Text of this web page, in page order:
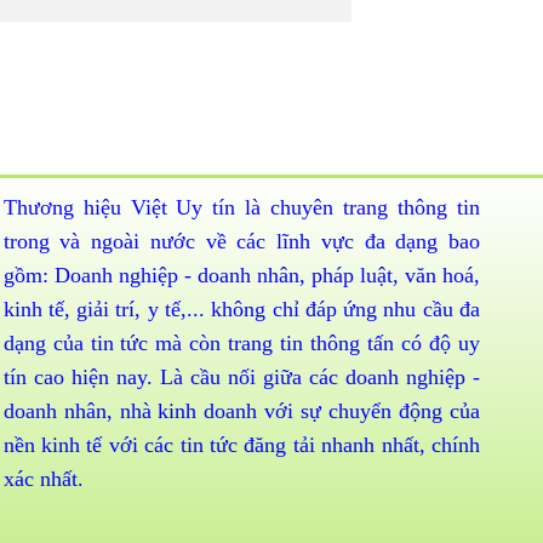
Thương hiệu Việt Uy tín là chuyên trang thông tin
trong và ngoài nước về các lĩnh vực đa dạng bao
gồm: Doanh nghiệp - doanh nhân, pháp luật, văn hoá,
kinh tế, giải trí, y tế,... không chỉ đáp ứng nhu cầu đa
dạng của tin tức mà còn trang tin thông tấn có độ uy
tín cao hiện nay. Là cầu nối giữa các doanh nghiệp -
doanh nhân, nhà kinh doanh với sự chuyển động của
nền kinh tế với các tin tức đăng tải nhanh nhất, chính
xác nhất.